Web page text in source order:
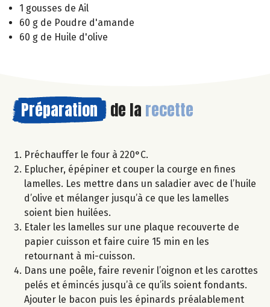
1 gousses de Ail
60 g de Poudre d'amande
60 g de Huile d'olive
Préparation de la recette
Préchauffer le four à 220°C.
Eplucher, épépiner et couper la courge en fines
lamelles. Les mettre dans un saladier avec de l’huile
d’olive et mélanger jusqu’à ce que les lamelles
soient bien huilées.
Etaler les lamelles sur une plaque recouverte de
papier cuisson et faire cuire 15 min en les
retournant à mi-cuisson.
Dans une poêle, faire revenir l’oignon et les carottes
pelés et émincés jusqu’à ce qu’ils soient fondants.
Ajouter le bacon puis les épinards préalablement